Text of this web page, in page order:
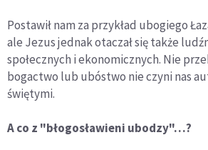
Postawił nam za przykład ubogiego
ale Jezus jednak otaczał się także
społecznych i ekonomicznych. Nie
bogactwo lub ubóstwo nie czyni nas
świętymi.
A co z "błogosławieni ubodzy"…?